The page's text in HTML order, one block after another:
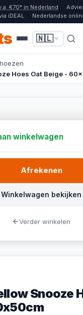
€70* in Nederland
iDEAL
Nederlandse
🇳🇱
Hoes Oat Beige -
Snooze
winkelwagen
Winkelwagen bekijken
Afrekenen
Verder winkelen